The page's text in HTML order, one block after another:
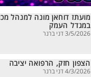
מועתז דוחאן מונה למנהל
במגדל העמק
3/5/2026 דני ברנר
הצפון חזק, הרפואה יציבה
4/3/2026 דני ברנר